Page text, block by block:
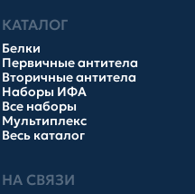
КАТАЛОГ
Белки
Первичные антитела
Вторичные антитела
Наборы ИФА
Все наборы
Мультиплекс
Весь каталог
НА СВЯЗИ